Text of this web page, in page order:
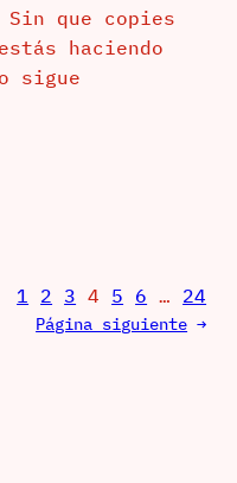
que copies
haciendo
sigue
1 2 3 4 5 6 … 24
Página siguiente →